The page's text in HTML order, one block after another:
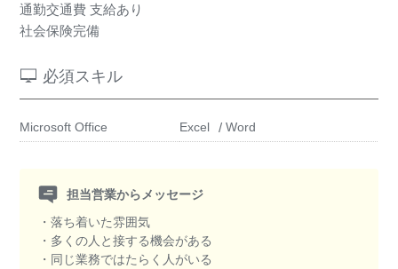
通勤交通費 支給あり
社会保険完備
必須スキル
Microsoft Office Excel Word
担当営業からメッセージ
・落ち着いた雰囲気
・多くの人と接する機会がある
・同じ業務ではたらく人がいる